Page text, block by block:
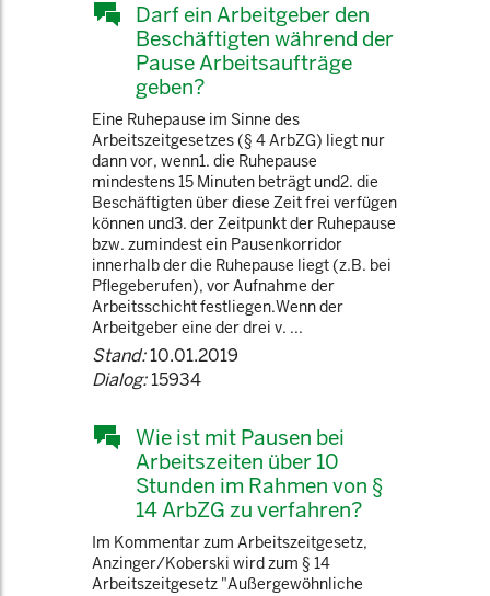
Darf ein Arbeitgeber den
Beschäftigten während der
Pause Arbeitsaufträge
geben?
Eine Ruhepause im Sinne des
Arbeitszeitgesetzes (§ 4 ArbZG) liegt nur
dann vor, wenn1. die Ruhepause
mindestens 15 Minuten beträgt und2. die
Beschäftigten über diese Zeit frei verfügen
können und3. der Zeitpunkt der Ruhepause
bzw. zumindest ein Pausenkorridor
innerhalb der die Ruhepause liegt (z.B. bei
Pflegeberufen), vor Aufnahme der
Arbeitsschicht festliegen.Wenn der
Arbeitgeber eine der drei v. ...
Stand:10.01.2019
Dialog:15934
Wie ist mit Pausen bei
Arbeitszeiten über 10
Stunden im Rahmen von §
14 ArbZG zu verfahren?
Im Kommentar zum Arbeitszeitgesetz,
Anzinger/Koberski wird zum § 14
Arbeitszeitgesetz "Außergewöhnliche